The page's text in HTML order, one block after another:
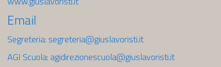
Email
Segreteria: segreteria@giuslavoristi.it
AGI Scuola: agidirezionescuola@giuslavoristi.it